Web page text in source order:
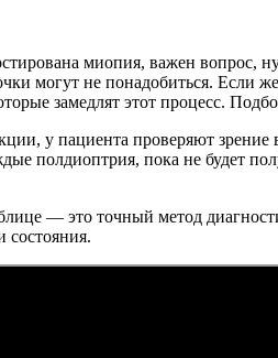
миопия, важен вопрос,
могут не понадобиться. Если
замедлят этот процесс.
у пациента проверяют
полдиоптрия, пока не будет
— это точный метод
состояния.